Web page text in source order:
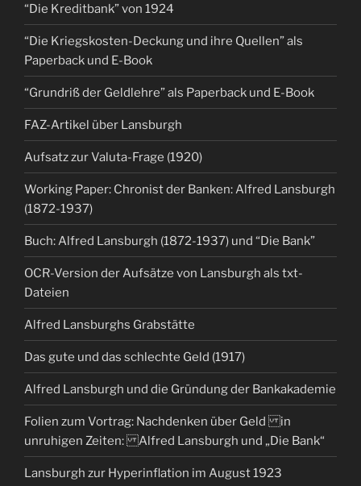
“Die Kreditbank” von 1924
“Die Kriegskosten-Deckung und ihre Quellen” als
Paperback und E-Book
“Grundriß der Geldlehre” als Paperback und E-Book
FAZ-Artikel über Lansburgh
Aufsatz zur Valuta-Frage (1920)
Working Paper: Chronist der Banken: Alfred Lansburgh
(1872-1937)
Buch: Alfred Lansburgh (1872-1937) und “Die Bank”
OCR-Version der Aufsätze von Lansburgh als txt-
Dateien
Alfred Lansburghs Grabstätte
Das gute und das schlechte Geld (1917)
Alfred Lansburgh und die Gründung der Bankakademie
Folien zum Vortrag: Nachdenken über Geld in
unruhigen Zeiten: Alfred Lansburgh und „Die Bank“
Lansburgh zur Hyperinflation im August 1923